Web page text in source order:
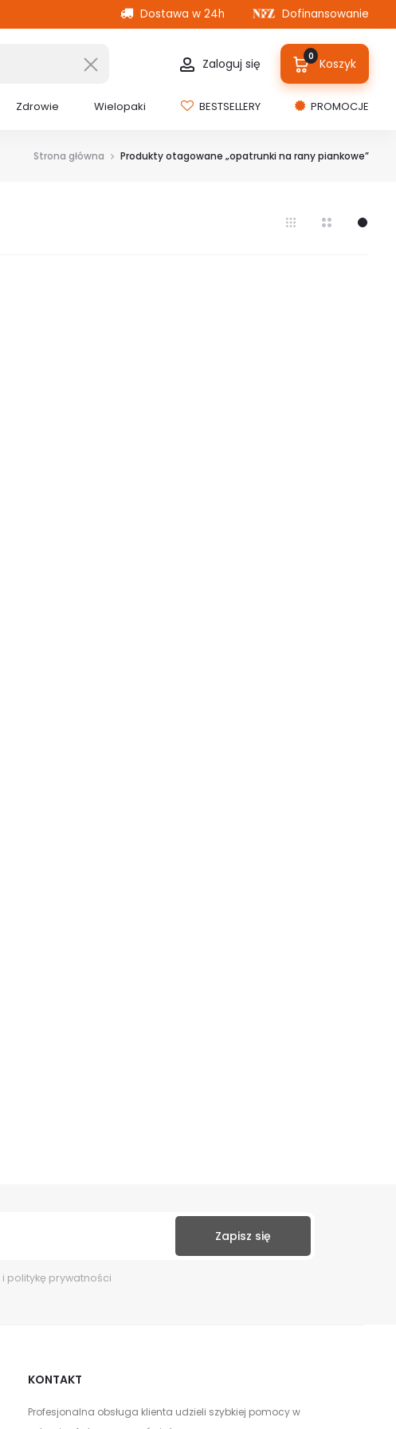
Dostawa w 24h Dofinansowanie
Zaloguj się 0 Koszyk
Zdrowie Wielopaki BESTSELLERY PROMOCJE
Strona główna Produkty otagowane „opatrunki na rany piankowe”
i politykę prywatności
KONTAKT
Profesjonalna obsługa klienta udzieli szybkiej pomocy w